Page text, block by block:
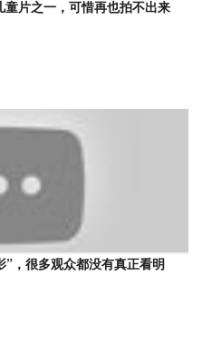
童片之一，可惜再也拍不出来
”，很多观众都没有真正看明